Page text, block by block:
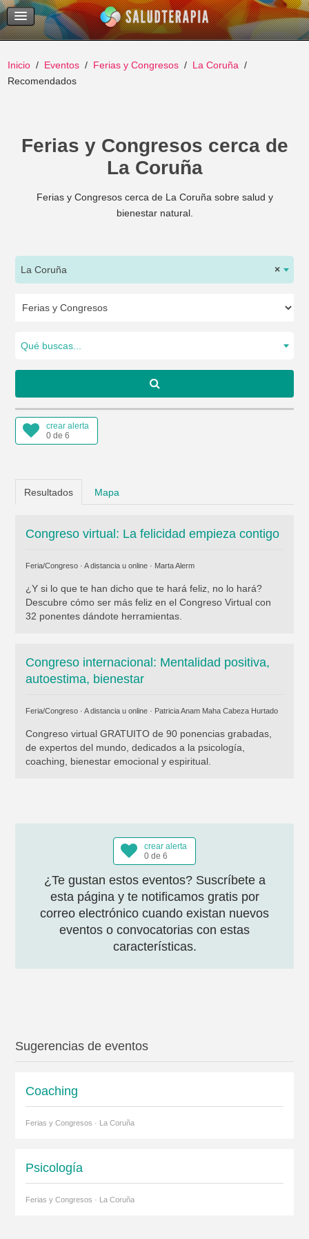
Temas Recientes
Buscar
Inicio Eventos Ferias y Congresos
La Coruña
Recomendados
Ferias y Congresos cerca de
La Coruña
Ferias y Congresos cerca de La Coruña sobre salud y
bienestar natural.
×
La Coruña
Qué buscas...
crear alerta
0 de 6
Resultados Mapa
Congreso virtual: La felicidad empieza contigo
Feria/Congreso · A distancia u online · Marta Alerm
¿Y si lo que te han dicho que te hará feliz, no lo hará?
Descubre cómo ser más feliz en el Congreso Virtual con
32 ponentes dándote herramientas.
Congreso internacional: Mentalidad positiva,
autoestima, bienestar
Feria/Congreso · A distancia u online · Patricia Anam Maha Cabeza Hurtado
Congreso virtual GRATUITO de 90 ponencias grabadas,
de expertos del mundo, dedicados a la psicología,
coaching, bienestar emocional y espiritual.
crear alerta
0 de 6
¿Te gustan estos eventos? Suscríbete a
esta página y te notificamos gratis por
correo electrónico cuando existan nuevos
eventos o convocatorias con estas
características.
Sugerencias de eventos
Coaching
Ferias y Congresos · La Coruña
Psicología
Ferias y Congresos · La Coruña